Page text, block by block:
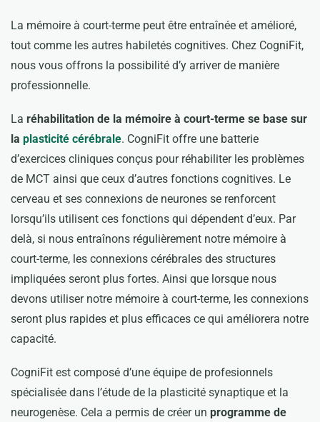
La mémoire à court-terme peut être entraînée et amélioré,
tout comme les autres habiletés cognitives. Chez CogniFit,
nous vous offrons la possibilité d’y arriver de manière
professionnelle.
La réhabilitation de la mémoire à court-terme se base sur
la plasticité cérébrale. CogniFit offre une batterie
d’exercices cliniques conçus pour réhabiliter les problèmes
de MCT ainsi que ceux d’autres fonctions cognitives. Le
cerveau et ses connexions de neurones se renforcent
lorsqu’ils utilisent ces fonctions qui dépendent d’eux. Par
delà, si nous entraînons régulièrement notre mémoire à
court-terme, les connexions cérébrales des structures
impliquées seront plus fortes. Ainsi que lorsque nous
devons utiliser notre mémoire à court-terme, les connexions
seront plus rapides et plus efficaces ce qui améliorera notre
capacité.
CogniFit est composé d’une équipe de profesionnels
spécialisée dans l’étude de la plasticité synaptique et la
neurogenèse. Cela a permis de créer un programme de